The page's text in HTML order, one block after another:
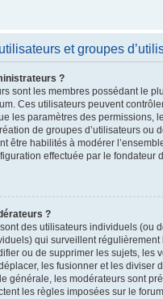
et groupes
?
sont les membres possédant le
Ces utilisateurs peuvent
les paramètres des permissions,
de groupes d’utilisateurs ou
être habilités à modérer
effectuée par le fondateur
?
des utilisateurs individuels (ou
qui surveillent régulièrement
ou de supprimer les sujets, les
les fusionner et les diviser
générale, les modérateurs sont
les règles imposées sur le